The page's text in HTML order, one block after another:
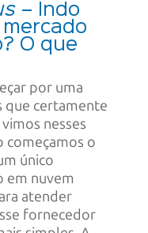
– Indo
O que
por uma
que certamente
nesses
começamos o
único
em nuvem
atender
fornecedor